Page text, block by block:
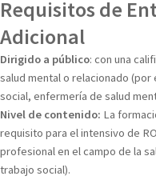
Requisitos de
Adicional
Dirigido a público: con una
salud mental o relacionado
social, enfermería de salud
Nivel de contenido: La
requisito para el intensivo de
profesional en el campo de la
trabajo social).